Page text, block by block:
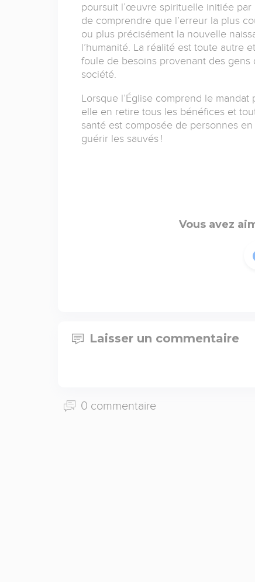
poursuit l’œuvre spirituelle initiée par
de comprendre que l’erreur la plus
ou plus précisément la nouvelle
l’humanité. La réalité est toute autre
foule de besoins provenant des gens
société.
Lorsque l’Église comprend le
elle en retire tous les bénéfices et
santé est composée de personnes
guérir les sauvés !
Vous avez
Laisser un commentaire
0 commentaire